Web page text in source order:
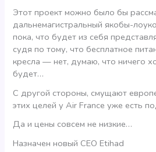
Этот проект можно было бы
дальнемагистральный якобы-
пока, что будет из себя
судя по тому, что бесплатное
кресла — нет, думаю, что ничего
будет…
С другой стороны, смущают
этих целей у Air France уже есть
Да и цены совсем не низкие…
Назначен новый CEO Etihad